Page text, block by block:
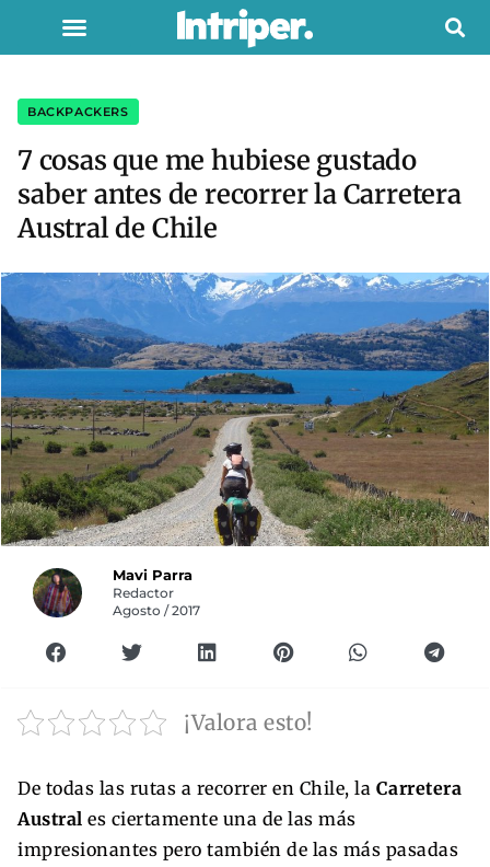
BACKPACKERS
7 cosas que me hubiese gustado
saber antes de recorrer la Carretera
Austral de Chile
Mavi Parra
Redactor
Agosto / 2017
¡Valora esto!
De todas las rutas a recorrer en Chile, la Carretera
Austral es ciertamente una de las más
impresionantes pero también de las más pasadas